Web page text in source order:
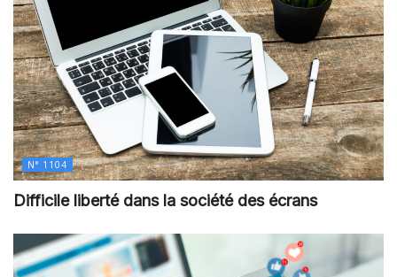
N° 1104
Difficile liberté dans la société des écrans